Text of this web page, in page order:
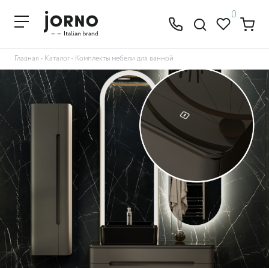
0
Главная - Каталог- Комплекты мебели для ванной